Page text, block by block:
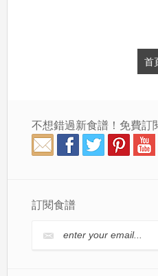
首
不想錯過新食譜！免費訂
訂閱食譜